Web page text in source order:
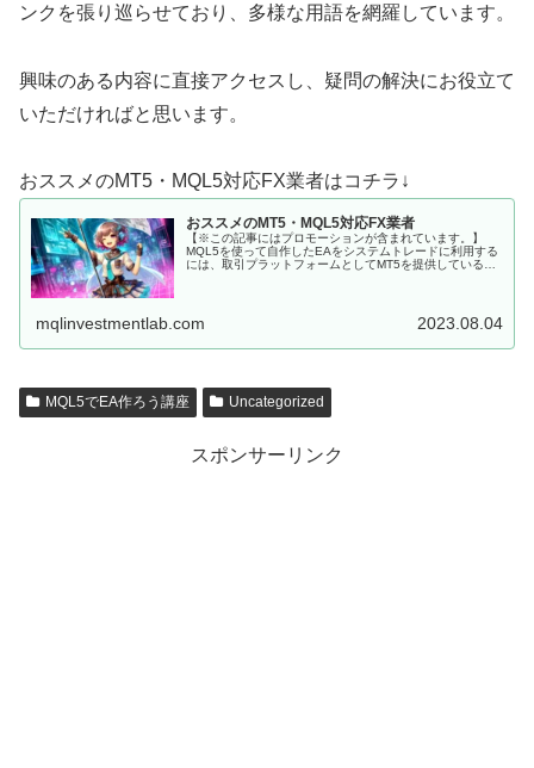
ンクを張り巡らせており、多様な用語を網羅しています。
興味のある内容に直接アクセスし、疑問の解決にお役立て
いただければと思います。
おススメのMT5・MQL5対応FX業者はコチラ↓
おススメのMT5・MQL5対応FX業者
【※この記事にはプロモーションが含まれています。】
MQL5を使って自作したEAをシステムトレードに利用する
には、取引プラットフォームとしてMT5を提供しているFX
mqlinvestmentlab.com 2023.08.04
MQL5でEA作ろう講座 Uncategorized
スポンサーリンク